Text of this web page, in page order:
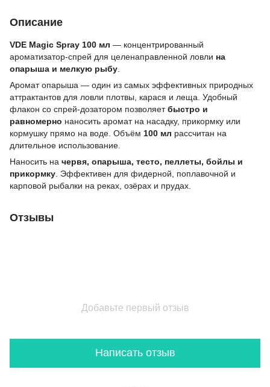
Описание
VDE Magic Spray 100 мл — концентрированный
ароматизатор-спрей для целенаправленной ловли на
опарыша и мелкую рыбу
Аромат опарыша — один из самых эффективных природных
аттрактантов для ловли плотвы, карася и леща. Удобный
флакон со спрей-дозатором позволяетбыстро и
равномерно наносить аромат на насадку, прикормку или
кормушку прямо на воде. Объём 100 мл рассчитан на
длительное использование.
Наносить на червя, опарыша, тесто, пеллеты, бойлы и
прикормку . Эффективен для фидерной, поплавочной и
карповой рыбалки на реках, озёрах и прудах.
Отзывы
Добавьте первый отзыв
Написать отзыв